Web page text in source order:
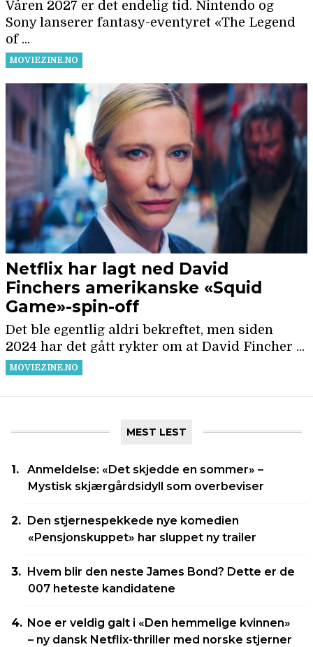
MEST LEST
Anmeldelse: «Det skjedde en sommer» –
Mystisk skjærgårdsidyll som overbeviser
Den stjernespekkede nye komedien
«Pensjonskuppet» har sluppet ny trailer
Hvem blir den neste James Bond? Dette er de
007 heteste kandidatene
Noe er veldig galt i «Den hemmelige kvinnen»
– ny dansk Netflix-thriller med norske stjerner